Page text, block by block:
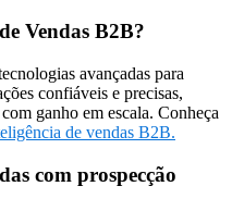
Vendas B2B?
avançadas para
confiáveis e precisas,
ganho em escala. Conheça
de vendas B2B.
com prospecção